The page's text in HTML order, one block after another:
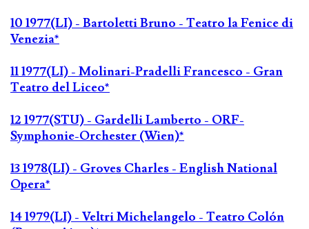
10 1977(LI) - Bartoletti Bruno - Teatro la Fenice di
Venezia*
11 1977(LI) - Molinari-Pradelli Francesco - Gran
Teatro del Liceo*
12 1977(STU) - Gardelli Lamberto - ORF-
Symphonie-Orchester (Wien)*
13 1978(LI) - Groves Charles - English National
Opera*
14 1979(LI) - Veltri Michelangelo - Teatro Colón